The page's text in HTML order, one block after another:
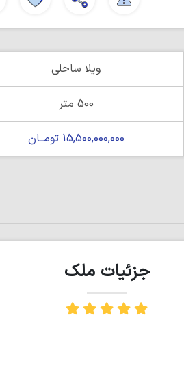
ویلا ساحلی
500 متر
15,500,000,000 تومــان
جزئیات ملک